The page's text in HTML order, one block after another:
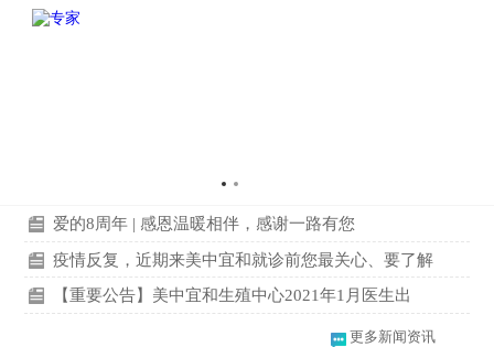
爱的8周年 | 感恩温暖相伴，感谢一路有您
疫情反复，近期来美中宜和就诊前您最关心、要了解
【重要公告】美中宜和生殖中心2021年1月医生出
更多新闻资讯